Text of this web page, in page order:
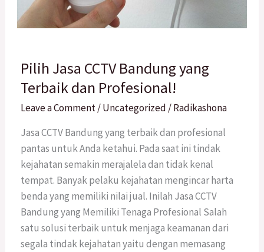
Pilih Jasa CCTV Bandung yang
Terbaik dan Profesional!
Leave a Comment/Uncategorized /Radikashona
Jasa CCTV Bandung yang terbaik dan profesional
pantas untuk Anda ketahui. Pada saat ini tindak
kejahatan semakin merajalela dan tidak kenal
tempat. Banyak pelaku kejahatan mengincar harta
benda yang memiliki nilai jual. Inilah Jasa CCTV
Bandung yang Memiliki Tenaga Profesional Salah
satu solusi terbaik untuk menjaga keamanan dari
segala tindak kejahatan yaitu dengan memasang
Jasa
CCTV
yang
Terbaik
dan
Profesional!